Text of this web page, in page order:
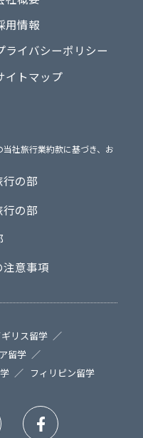
用情報
ライバシーポリシー
イトマップ
社旅行業約款に基づき、お
行の部
行の部
意事項
リス留学
留学
フィリピン留学